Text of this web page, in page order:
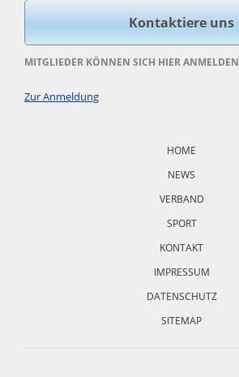
Kontaktiere uns
MITGLIEDER KÖNNEN SICH HIER ANMELDEN
Zur Anmeldung
HOME
NEWS
VERBAND
SPORT
KONTAKT
IMPRESSUM
DATENSCHUTZ
SITEMAP